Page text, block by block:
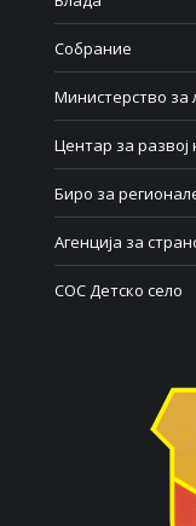
Собрание
Министерство за
Центар за развој
Биро за
Агенција за
СОС Детско село